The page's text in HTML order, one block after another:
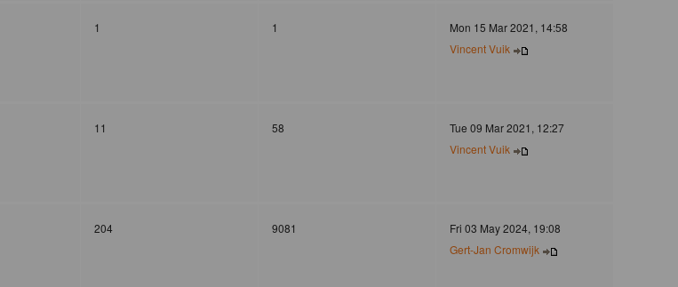
1 1
Mon 15 Mar 2021, 14:58
Vincent Vuik
11 58
Tue 09 Mar 2021, 12:27
Vincent Vuik
204 9081
Fri 03 May 2024, 19:08
Gert-Jan Cromwijk